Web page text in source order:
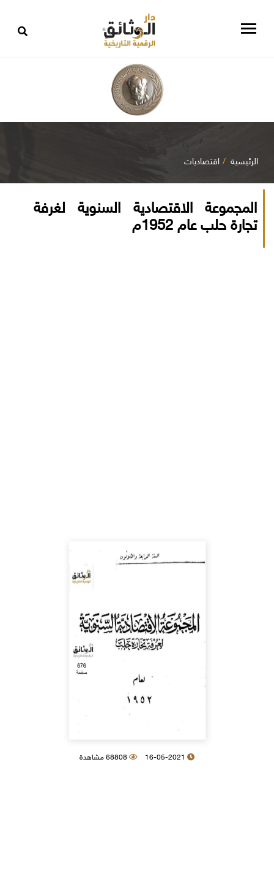
الرئيسية اقتصاديات
المجموعة الاقتصادية السنوية لغرفة
تجارة حلب عام 1952م
16-05-2021 68808 مشاهدة